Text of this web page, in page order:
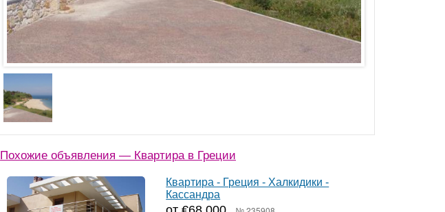
Похожие объявления — Квартира в Греции
Квартира - Греция - Халкидики -
Кассандра